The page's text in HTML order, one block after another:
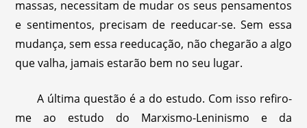
massas, necessitam de mudar os seus pensamentos
e sentimentos, precisam de reeducar-se. Sem essa
mudança, sem essa reeducação, não chegarão a algo
que valha, jamais estarão bem no seu lugar.
A última questão é a do estudo. Com isso refiro-
me ao estudo do Marxismo-Leninismo e da